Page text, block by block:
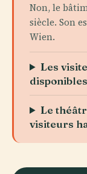
Non, le
siècle. Son
Wien.
Les
Le
visiteurs